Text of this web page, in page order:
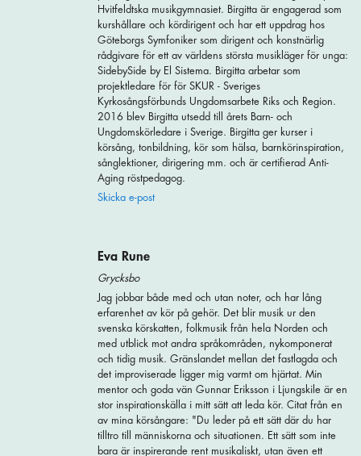
Hvitfeldtska musikgymnasiet. Birgitta är engagerad som
kurshållare och kördirigent och har ett uppdrag hos
Göteborgs Symfoniker som dirigent och konstnärlig
rådgivare för ett av världens största musikläger för unga:
SidebySide by El Sistema. Birgitta arbetar som
projektledare för för SKUR - Sveriges
Kyrkosångsförbunds Ungdomsarbete Riks och Region.
2016 blev Birgitta utsedd till årets Barn- och
Ungdomskörledare i Sverige. Birgitta ger kurser i
körsång, tonbildning, kör som hälsa, barnkörinspiration,
sånglektioner, dirigering mm. och är certifierad Anti-
Aging röstpedagog.
Skicka e-post
Eva Rune
Grycksbo
Jag jobbar både med och utan noter, och har lång
erfarenhet av kör på gehör. Det blir musik ur den
svenska körskatten, folkmusik från hela Norden och
med utblick mot andra språkområden, nykomponerat
och tidig musik. Gränslandet mellan det fastlagda och
det improviserade ligger mig varmt om hjärtat. Min
mentor och goda vän Gunnar Eriksson i Ljungskile är en
stor inspirationskälla i mitt sätt att leda kör. Citat från en
av mina körsångare: "Du leder på ett sätt där du har
tilltro till människorna och situationen. Ett sätt som inte
bara är inspirerande rent musikaliskt, utan även ett